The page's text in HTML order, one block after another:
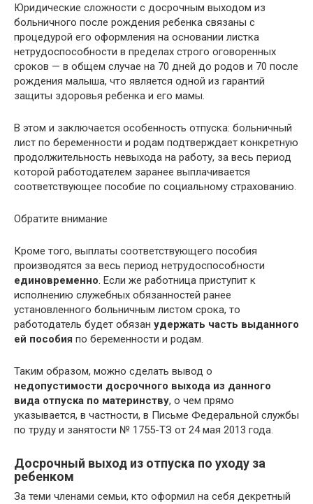
Юридические сложности с досрочным выходом из
больничного после рождения ребенка связаны с
процедурой его оформления на основании листка
нетрудоспособности в пределах строго оговоренных
сроков — в общем случае на 70 дней до родов и 70 после
рождения малыша, что является одной из гарантий
защиты здоровья ребенка и его мамы.
В этом и заключается особенность отпуска: больничный
лист по беременности и родам подтверждает конкретную
продолжительность невыхода на работу, за весь период
которой работодателем заранее выплачивается
соответствующее пособие по социальному страхованию.
Обратите внимание
Кроме того, выплаты соответствующего пособия
производятся за весь период нетрудоспособности
единовременно. Если же работница приступит к
исполнению служебных обязанностей ранее
установленного больничным листом срока, то
работодатель будет обязан удержать часть выданного
ей пособия по беременности и родам.
Таким образом, можно сделать вывод о
недопустимости досрочного выхода из данного
вида отпуска по материнству, о чем прямо
указывается, в частности, в Письме Федеральной службы
по труду и занятости № 1755-ТЗ от 24 мая 2013 года.
Досрочный выход из отпуска по уходу за
ребенком
За теми членами семьи, кто оформил на себя декретный